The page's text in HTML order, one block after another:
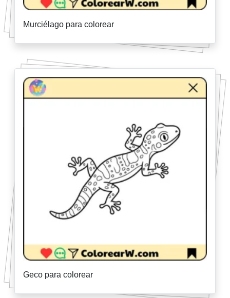
Murciélago para colorear
Geco para colorear